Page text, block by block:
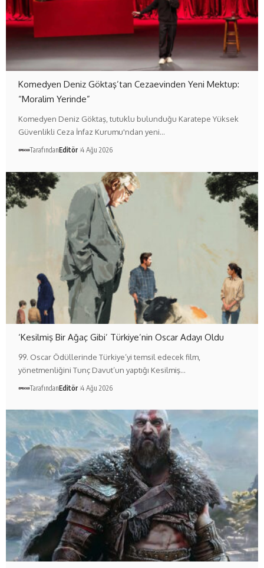
Komedyen Deniz Göktaş’tan Cezaevinden Yeni Mektup:
“Moralim Yerinde”
Komedyen Deniz Göktaş, tutuklu bulunduğu Karatepe Yüksek
Güvenlikli Ceza İnfaz Kurumu'ndan yeni…
TarafındanEditör 4 Ağu 2026
‘Kesilmiş Bir Ağaç Gibi’ Türkiye’nin Oscar Adayı Oldu
99. Oscar Ödüllerinde Türkiye’yi temsil edecek film,
yönetmenliğini Tunç Davut’un yaptığı Kesilmiş…
TarafındanEditör 4 Ağu 2026